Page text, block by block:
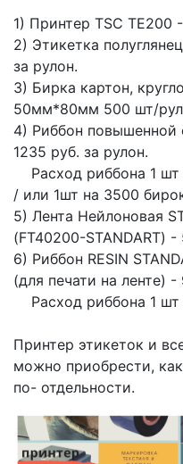
1) Принтер TSC TE200
2) Этикетка
за рулон.
3) Бирка картон,
50мм*80мм 500 шт/рул
4) Риббон
1235 руб. за рулон.
Расход риббона 1 шт
/ или 1шт на 3500
5) Лента Нейлоновая
(FT40200-STANDART)
6) Риббон RESIN
(для печати на ленте) -
Расход риббона 1 шт
Принтер этикеток и
можно приобрести,
по- отдельности.